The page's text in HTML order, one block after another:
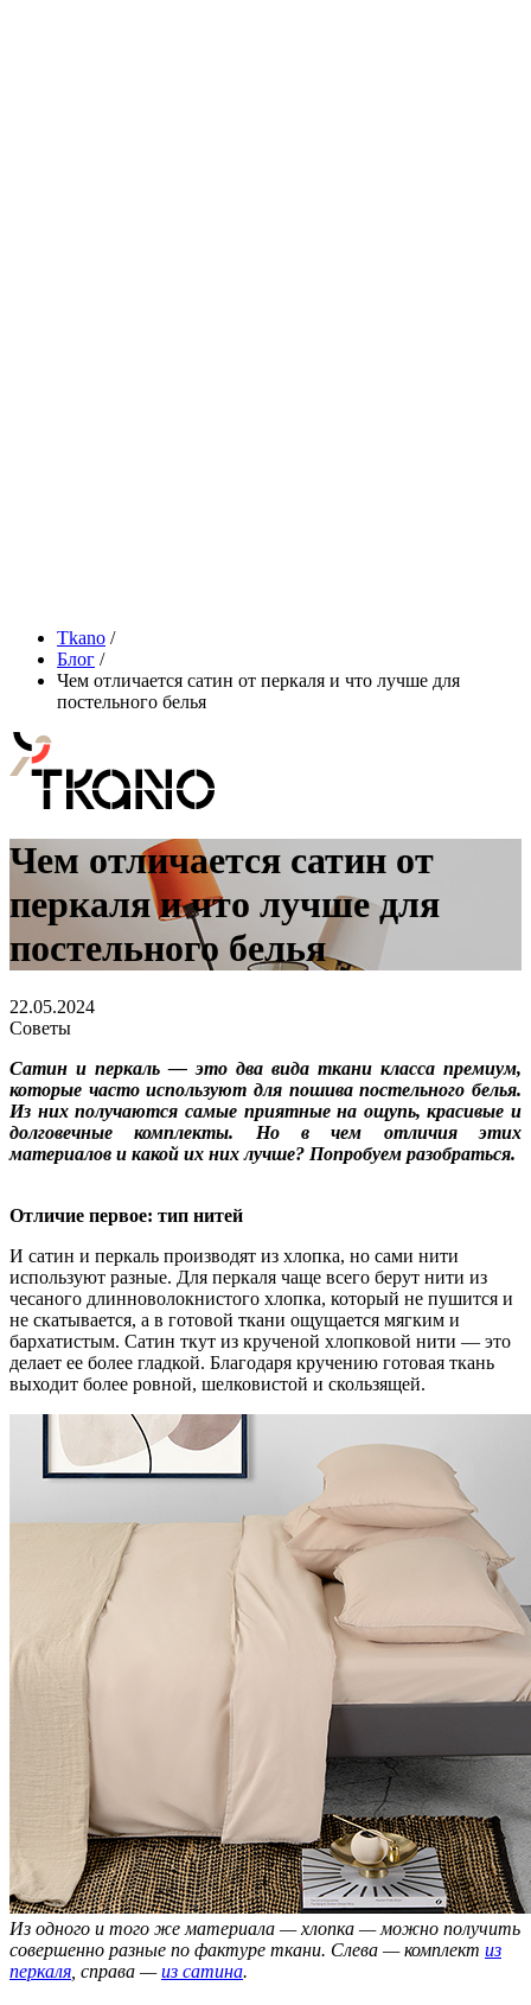
Tkano /
Блог /
Чем отличается сатин от перкаля и что лучше для
постельного белья
Чем отличается сатин от
перкаля и что лучше для
постельного белья
22.05.2024
Советы
Сатин и перкаль — это два вида ткани класса премиум,
которые часто используют для пошива постельного белья.
Из них получаются самые приятные на ощупь, красивые и
долговечные комплекты. Но в чем отличия этих
материалов и какой их них лучше? Попробуем разобраться.
Отличие первое: тип нитей
И сатин и перкаль производят из хлопка, но сами нити
используют разные. Для перкаля чаще всего берут нити из
чесаного длинноволокнистого хлопка, который не пушится и
не скатывается, а в готовой ткани ощущается мягким и
бархатистым. Сатин ткут из крученой хлопковой нити — это
делает ее более гладкой. Благодаря кручению готовая ткань
выходит более ровной, шелковистой и скользящей.
Из одного и того же материала — хлопка — можно получить
совершенно разные по фактуре ткани. Слева — комплект из
перкаля , справа —из сатина.